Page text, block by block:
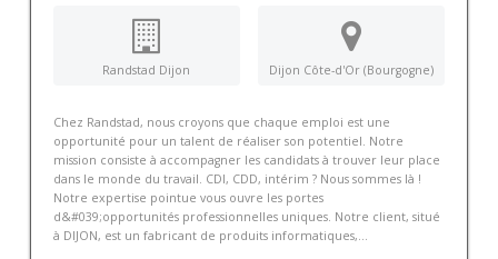
Randstad Dijon Dijon Côte-d'Or (Bourgogne)
Chez Randstad, nous croyons que chaque emploi est une
opportunité pour un talent de réaliser son potentiel. Notre
mission consiste à accompagner les candidats à trouver leur place
dans le monde du travail. CDI, CDD, intérim ? Nous sommes là !
Notre expertise pointue vous ouvre les portes
d&#039;opportunités professionnelles uniques. Notre client, situé
à DIJON, est un fabricant de produits informatiques,...